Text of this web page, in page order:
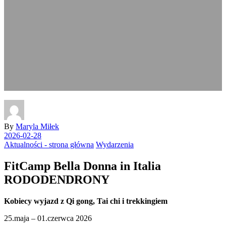
By Maryla Miłek
2026-02-28
Aktualności - strona główna Wydarzenia
FitCamp Bella Donna in Italia
RODODENDRONY
Kobiecy wyjazd z Qi gong, Tai chi i trekkingiem
25.maja – 01.czerwca 2026